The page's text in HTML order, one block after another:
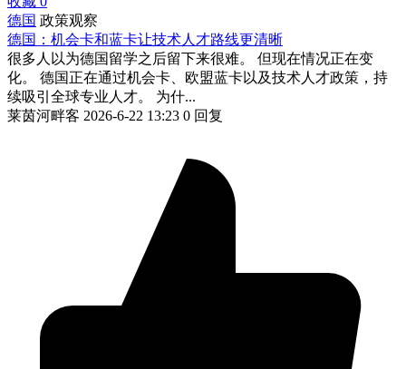
德国 政策观察
德国：机会卡和蓝卡让技术人才路线更清晰
很多人以为德国留学之后留下来很难。 但现在情况正在变
化。 德国正在通过机会卡、欧盟蓝卡以及技术人才政策，持
续吸引全球专业人才。 为什...
莱茵河畔客 2026-6-22 13:23 0 回复